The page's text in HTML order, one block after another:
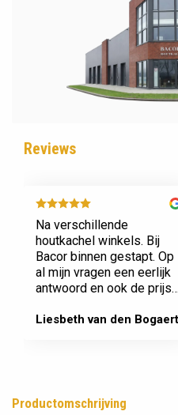
Reviews
Na verschillende
houtkachel winkels. Bij
Bacor binnen gestapt. Op
al mijn vragen een eerlijk
antwoord en ook de prijs
Afspraak is afspraak geen
Liesbeth van den Bogaert
Productomschrijving